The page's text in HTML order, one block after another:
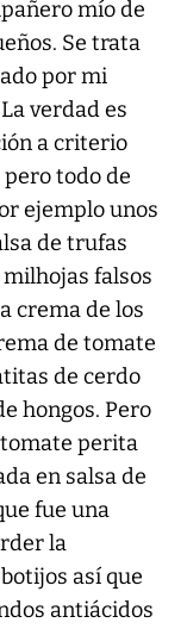
mío de
Se trata
por mi
verdad es
a criterio
todo de
ejemplo unos
de trufas
falsos
crema de los
de tomate
de cerdo
hongos. Pero
tomate perita
en salsa de
fue una
la
así que
antiácidos